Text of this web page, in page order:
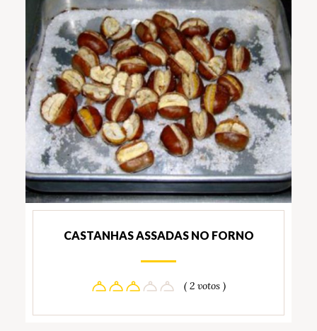
CASTANHAS ASSADAS NO FORNO
( 2 votos )